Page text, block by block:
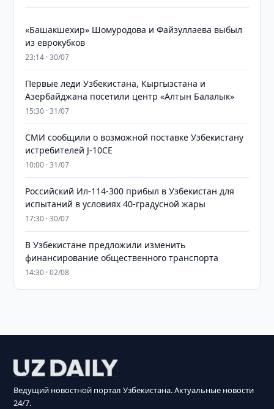
«Башакшехир» Шомуродова и Файзуллаева выбыл
из еврокубков
23:14 · 30/07
Первые леди Узбекистана, Кыргызстана и
Азербайджана посетили центр «Алтын Балалык»
15:30 · 31/07
СМИ сообщили о возможной поставке Узбекистану
истребителей J-10CE
10:00 · 31/07
Российский Ил-114-300 прибыл в Узбекистан для
испытаний в условиях 40-градусной жары
17:30 · 30/07
В Узбекистане предложили изменить
финансирование общественного транспорта
14:30 · 02/08
Ведущий новостной портал Узбекистана. Актуальные новости
24/7.